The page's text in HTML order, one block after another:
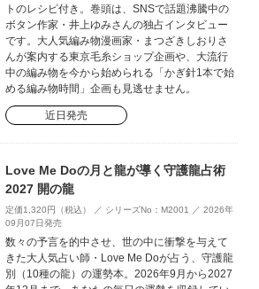
トのレシピ付き。巻頭は、SNSで話題沸騰中の
ボタン作家・井上ゆみさんの独占インタビュー
です。大人気編み物漫画家・まつざきしおりさ
んが案内する東京毛糸ショップ企画や、大流行
中の編み物を今から始められる「かぎ針1本で始
める編み物時間」企画も見逃せません。
近日発売
Love Me Doの月と龍が導く守護龍占術
2027 開の龍
定価1,320円（税込） ／ シリーズNo：M2001 ／ 2026年
09月07日発売
数々の予言を的中させ、世の中に衝撃を与えて
きた大人気占い師・Love Me Doが占う、守護龍
別（10種の龍）の運勢本。2026年9月から2027